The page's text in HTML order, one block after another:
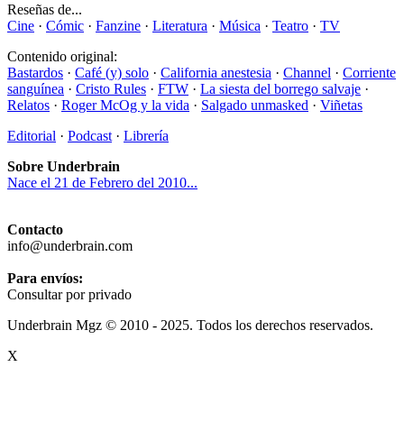
Reseñas de...
Cine · Cómic · Fanzine · Literatura · Música · Teatro · TV
Contenido original:
Bastardos · Café (y) solo · California anestesia · Channel · Corriente
sanguínea · Cristo Rules · FTW · La siesta del borrego salvaje ·
Relatos · Roger McOg y la vida · Salgado unmasked · Viñetas
Editorial · Podcast · Librería
Sobre Underbrain
Nace el 21 de Febrero del 2010...
Contacto
info@underbrain.com
Para envíos:
Consultar por privado
Underbrain Mgz © 2010 - 2025. Todos los derechos reservados.
X